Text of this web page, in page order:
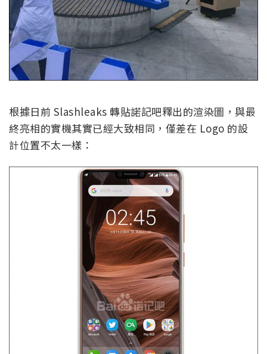
根據日前 Slashleaks 轉貼諾記吧釋出的渲染圖，與最
終亮相的實機其實已經大致相同，僅差在 Logo 的設
計位置不太一樣：